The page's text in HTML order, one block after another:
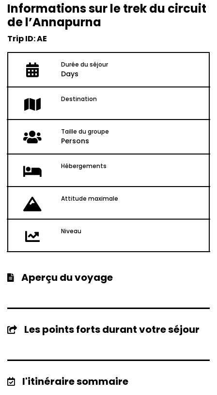
Informations sur le trek du circuit
de l’Annapurna
Trip ID: AE
Durée du séjour
Days
Destination
Taille du groupe
Persons
Hébergements
Attitude maximale
Niveau
Aperçu du voyage
Les points forts durant votre séjour
l'itinéraire sommaire